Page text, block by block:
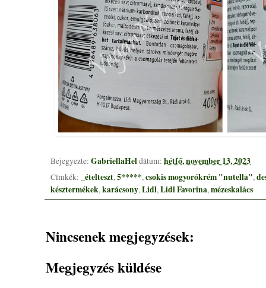
Bejegyezte: GabriellaHeldátum: hétfő, november 13, 2023
Címkék: _ételteszt,5*****,csokis mogyorókrém "nutella",
késztermékek,karácsony,Lidl,Lidl Favorina,mézeskalács
Nincsenek megjegyzések:
Megjegyzés küldése